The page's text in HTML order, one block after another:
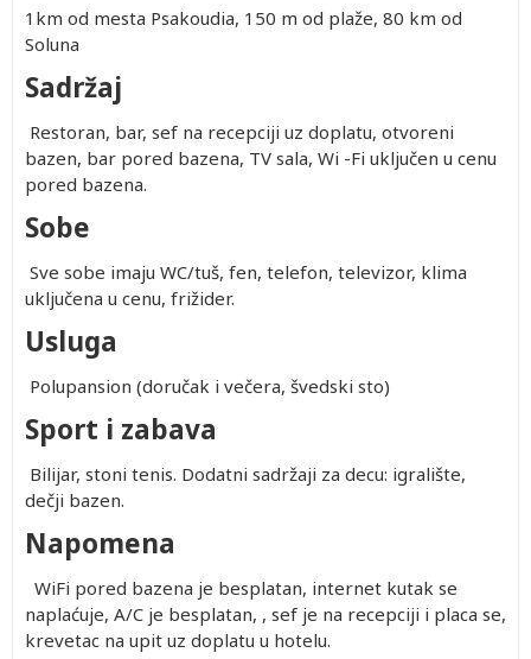
1km od mesta Psakoudia, 150 m od plaže, 80 km od
Soluna
Sadržaj
Restoran, bar, sef na recepciji uz doplatu, otvoreni
bazen, bar pored bazena, TV sala, Wi -Fi uključen u cenu
pored bazena.
Sobe
Sve sobe imaju WC/tuš, fen, telefon, televizor, klima
uključena u cenu, frižider.
Usluga
Polupansion (doručak i večera, švedski sto)
Sport i zabava
Bilijar, stoni tenis. Dodatni sadržaji za decu: igralište,
dečji bazen.
Napomena
WiFi pored bazena je besplatan, internet kutak se
naplaćuje, A/C je besplatan, , sef je na recepciji i placa se,
krevetac na upit uz doplatu u hotelu.